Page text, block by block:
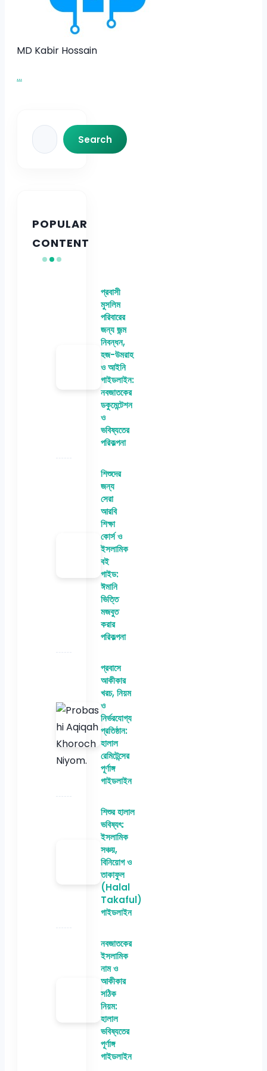
MD Kabir Hossain
...
Search
Search
POPULAR
CONTENT
প্রবাসী
মুসলিম
পরিবারের
জন্য জন্ম
নিবন্ধন,
হজ-উমরাহ
ও আইনি
গাইডলাইন:
নবজাতকের
ডকুমেন্টেশন
ও
ভবিষ্যতের
পরিকল্পনা
শিশুদের
জন্য
সেরা
আরবি
শিক্ষা
কোর্স ও
ইসলামিক
বই
গাইড:
ঈমানি
ভিত্তি
মজবুত
করার
পরিকল্পনা
প্রবাসে
আকীকার
খরচ, নিয়ম
ও
নির্ভরযোগ্য
প্রতিষ্ঠান:
হালাল
রেমিটেন্সের
পূর্ণাঙ্গ
গাইডলাইন
শিশুর হালাল
ভবিষ্যৎ:
ইসলামিক
সঞ্চয়,
বিনিয়োগ ও
তাকাফুল
(Halal
Takaful)
গাইডলাইন
নবজাতকের
ইসলামিক
নাম ও
আকীকার
সঠিক
নিয়ম:
হালাল
ভবিষ্যতের
পূর্ণাঙ্গ
গাইডলাইন